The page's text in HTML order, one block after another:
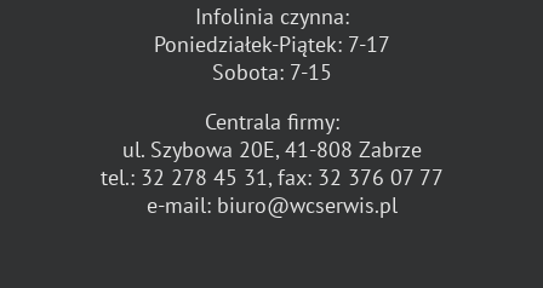
Infolinia czynna:
Poniedziałek-Piątek: 7-17
Sobota: 7-15
Centrala firmy:
ul. Szybowa 20E, 41-808 Zabrze
tel.: 32 278 45 31, fax: 32 376 07 77
e-mail: biuro@wcserwis.pl